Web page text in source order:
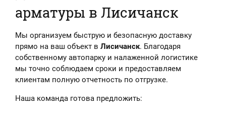
арматуры в Лисичанск
Мы организуем быструю и безопасную доставку
прямо на ваш объект в Лисичанск. Благодаря
собственному автопарку и налаженной логистике
мы точно соблюдаем сроки и предоставляем
клиентам полную отчетность по отгрузке.
Наша команда готова предложить: